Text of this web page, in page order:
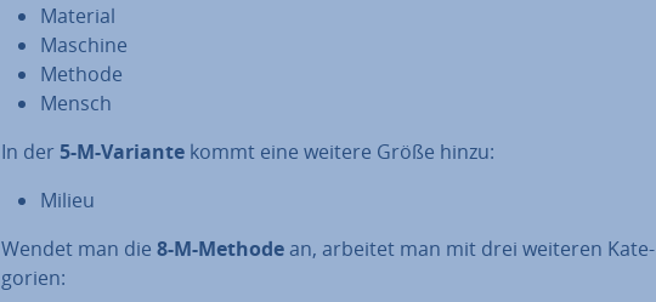
Material
Maschine
Methode
Mensch
In der 5-M-Variante kommt eine weitere Größe hinzu:
Milieu
Wendet man die 8-M-Methodean, arbeitet man mit drei weiteren Ka­te­
go­rien: